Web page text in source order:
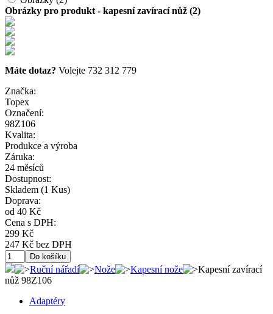
Obrázky pro produkt - kapesní zavírací nůž (2)
Máte dotaz? Volejte 732 312 779
Značka:
Topex
Označení:
98Z106
Kvalita:
Produkce a výroba
Záruka:
24 měsíců
Dostupnost:
Skladem (1 Kus)
Doprava:
od 40 Kč
Cena s DPH:
299 Kč
247 Kč bez DPH
Ruční nářadí Nože Kapesní nože
Kapesní zavírací
nůž 98Z106
Adaptéry